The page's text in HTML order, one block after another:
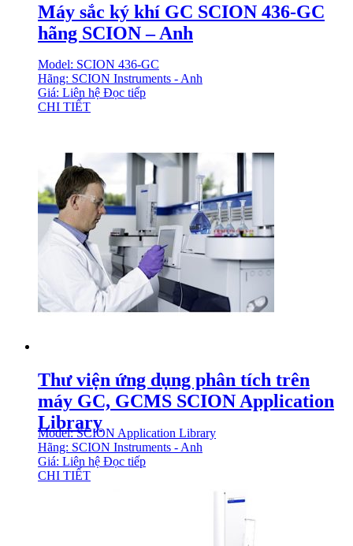
Máy sắc ký khí GC SCION 436-GC
hãng SCION – Anh
Model: SCION 436-GC
Hãng: SCION Instruments - Anh
Giá: Liên hệ Đọc tiếp
CHI TIẾT
Thư viện ứng dụng phân tích trên
máy GC, GCMS SCION Application
Library
Model: SCION Application Library
Hãng: SCION Instruments - Anh
Giá: Liên hệ Đọc tiếp
CHI TIẾT